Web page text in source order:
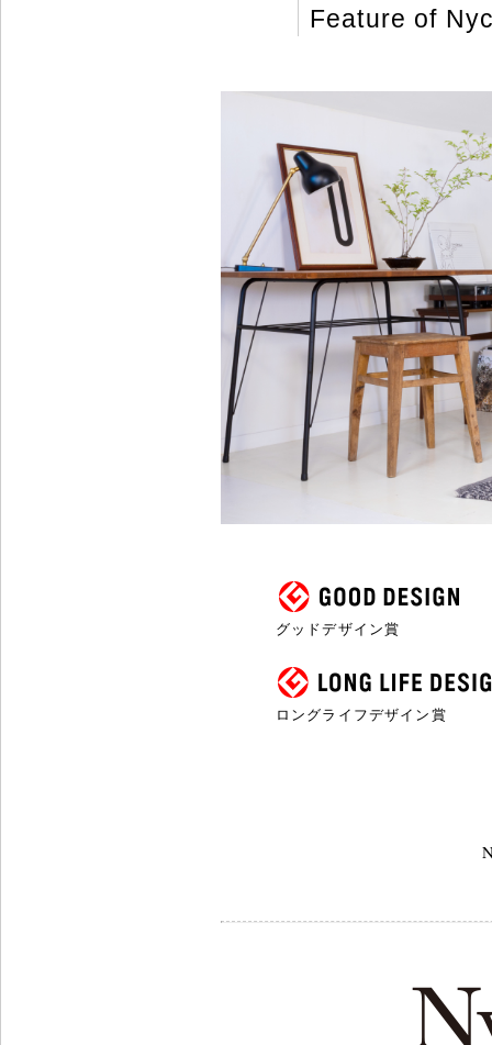
Feature of
グッドデザイン賞
ロングライフデザイン賞